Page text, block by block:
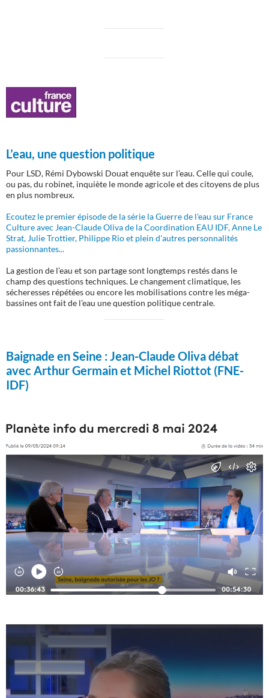
L’eau, une question politique
Pour LSD, Rémi Dybowski Douat enquête sur l’eau. Celle qui coule,
ou pas, du robinet, inquiète le monde agricole et des citoyens de plus
en plus nombreux.
Ecoutez le premier épisode de la série la Guerre de l'eau sur France
Culture avec Jean-Claude Oliva de la Coordination EAU IDF, Anne Le
Strat, Julie Trottier, Philippe Rio et plein d'autres personnalités
passionnantes...
La gestion de l’eau et son partage sont longtemps restés dans le
champ des questions techniques. Le changement climatique, les
sécheresses répétées ou encore les mobilisations contre les méga-
bassines ont fait de l’eau une question politique centrale.
Baignade en Seine :Jean-Claude Oliva débat
avec Arthur Germain et Michel Riottot (FNE-
IDF)